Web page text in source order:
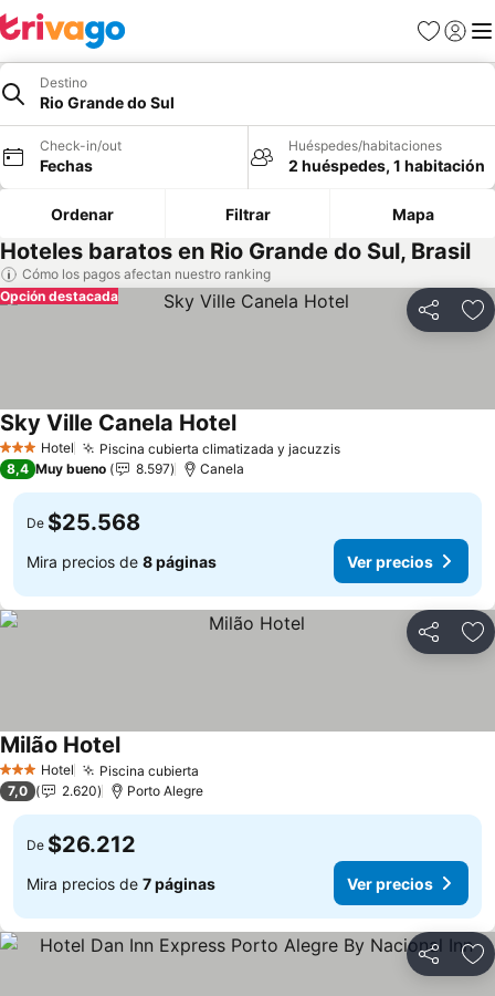
Favoritos
Iniciar
Destino
Rio Grande do Sul
Check-in/out
Fechas
Huéspedes/habitaciones
2 huéspedes, 1 habitación
Ordenar Filtrar Mapa
Hoteles baratos en Rio Grande do Sul, Brasil
Cómo los pagos afectan nuestro ranking
Compartir
Opción destacada
3 Estrellas
Hotel Piscina cubierta climatizada y jacuzzis
Sky Ville Canela Hotel
8,4 Muy bueno 8.597 Canela
De $25.568
Mira precios de 8 páginas Ver precios
Compartir
3 Estrellas
Hotel Piscina cubierta
Milão Hotel
7,0 2.620 Porto Alegre
De $26.212
Mira precios de 7 páginas Ver precios
Compartir